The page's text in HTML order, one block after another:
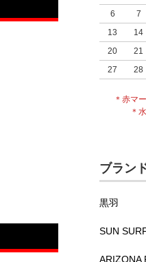
6
7
13
14
20
21
27
28
＊赤マ
＊
ブラン
黒羽
SUN
ARIZONA